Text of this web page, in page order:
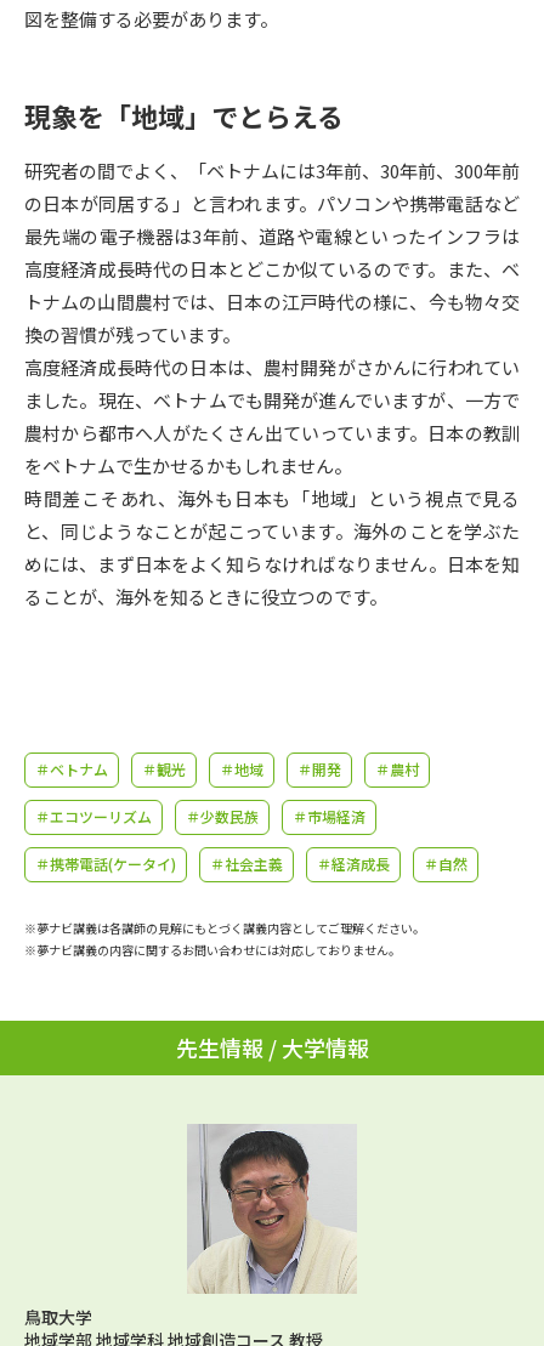
オープンキャンパスなどを調べる
来場型・Web型イベント特集 夢ナビライブ
受験準備 資料検索
志望校・出願校を調べる
先輩が入学を決めた理由 テレメール全国一斉進学調査
新生活お役立ちガイド
大学で学びたい学問発見
学問のミニ講義「夢ナビ講義」 学問分野解説
学問の教科書 夢ナビライブ
ユーザーサポート
受付内容・発送状況の確認
個人情報取扱規定
テレメール進学カタログ
訂正のご案内
図を整備する必要があります。
現象を「地域」でとらえる
研究者の間でよく、「ベトナムには3年前、30年前、300年前
の日本が同居する」と言われます。パソコンや携帯電話など
最先端の電子機器は3年前、道路や電線といったインフラは
高度経済成長時代の日本とどこか似ているのです。また、ベ
トナムの山間農村では、日本の江戸時代の様に、今も物々交
換の習慣が残っています。
高度経済成長時代の日本は、農村開発がさかんに行われてい
ました。現在、ベトナムでも開発が進んでいますが、一方で
農村から都市へ人がたくさん出ていっています。日本の教訓
をベトナムで生かせるかもしれません。
時間差こそあれ、海外も日本も「地域」という視点で見る
と、同じようなことが起こっています。海外のことを学ぶた
めには、まず日本をよく知らなければなりません。日本を知
ることが、海外を知るときに役立つのです。
＃ベトナム ＃観光 ＃地域 ＃開発 ＃農村
＃エコツーリズム ＃少数民族 ＃市場経済
＃携帯電話(ケータイ) ＃社会主義 ＃経済成長 ＃自然
※夢ナビ講義は各講師の見解にもとづく講義内容としてご理解ください。
※夢ナビ講義の内容に関するお問い合わせには対応しておりません。
先生情報 / 大学情報
鳥取大学
地域学部 地域学科 地域創造コース 教授